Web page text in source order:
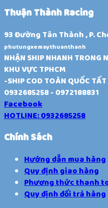
Thuận Thành Racing
93 Đường Tân Thành , P.
phutungxemaythuanthanh
NHẬN SHIP NHANH TRONG
KHU VỰC TPHCM
-SHIP COD TOÀN QUỐC
0932685258 - 0972188831
Facebook
HOTLINE: 0932685258
Chính Sách
Hướng dẫn mua hàng
Quy định giao hàng
Phương thức thanh
Quy định đổi trả hàng